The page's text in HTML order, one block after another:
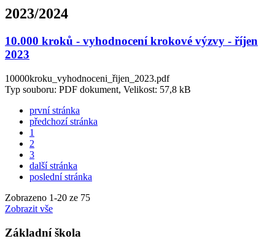
2023/2024
10.000 kroků - vyhodnocení krokové výzvy - říjen
2023
10000kroku_vyhodnoceni_řijen_2023.pdf
Typ souboru: PDF dokument, Velikost: 57,8 kB
první stránka
předchozí stránka
1
2
3
další stránka
poslední stránka
Zobrazeno 1-20 ze 75
Zobrazit vše
Základní škola